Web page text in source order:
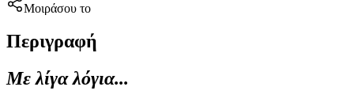
Μοιράσου το
Περιγραφή
Με λίγα λόγια...